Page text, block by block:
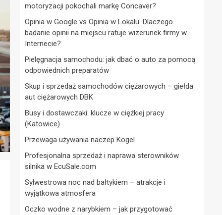
motoryzacji pokochali markę Concaver?
Opinia w Google vs Opinia w Lokalu. Dlaczego
badanie opinii na miejscu ratuje wizerunek firmy w
Internecie?
Pielęgnacja samochodu: jak dbać o auto za pomocą
odpowiednich preparatów
Skup i sprzedaż samochodów ciężarowych – giełda
aut ciężarowych DBK
Busy i dostawczaki: klucze w ciężkiej pracy
(Katowice)
Przewaga używania naczep Kogel
Profesjonalna sprzedaż i naprawa sterowników
silnika w EcuSale.com
Sylwestrowa noc nad bałtykiem – atrakcje i
wyjątkowa atmosfera
Oczko wodne z narybkiem – jak przygotować